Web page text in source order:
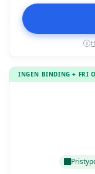
i
INGEN BINDING + FRI